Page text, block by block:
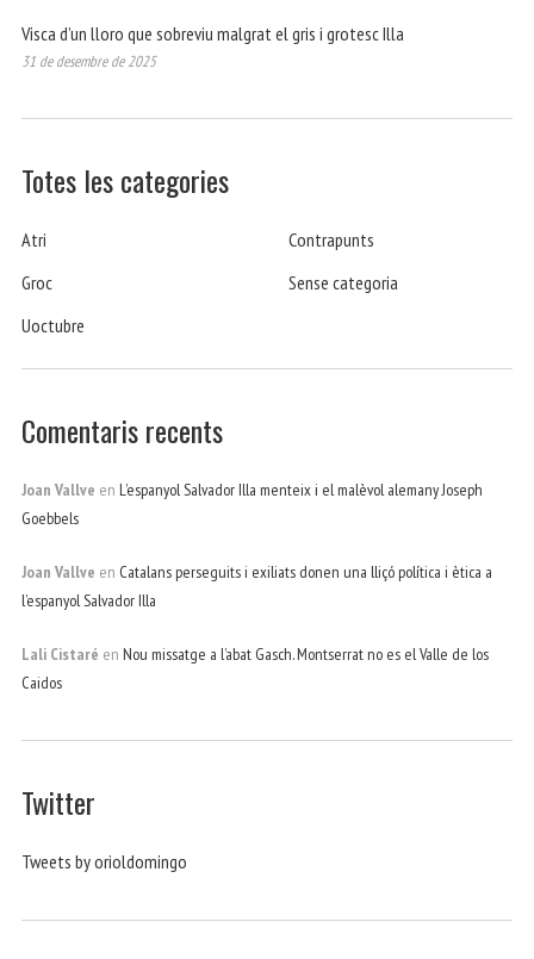
Visca d’un lloro que sobreviu malgrat el gris i grotesc Illa
31 de desembre de 2025
Totes les categories
Atri
Contrapunts
Groc
Sense categoria
Uoctubre
Comentaris recents
Joan Vallve en L’espanyol Salvador Illa menteix i el malèvol alemany Joseph
Goebbels
Joan Vallve en Catalans perseguits i exiliats donen una lliçó política i ètica a
l’espanyol Salvador Illa
Lali Cistaré en Nou missatge a l’abat Gasch. Montserrat no es el Valle de los
Caidos
Twitter
Tweets by orioldomingo